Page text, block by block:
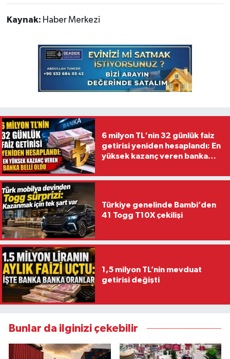
Kaynak: Haber Merkezi
6 milyon TL'nin 32 günlük faiz
getirisi yeniden hesaplandı: En
yüksek kazanç veren banka
Türkiye genelinde Bambi’den
41 Togg T10X çekilişi
1,5 milyon TL’nin mevduat
getirisi değişti
Bunlar da ilginizi çekebilir